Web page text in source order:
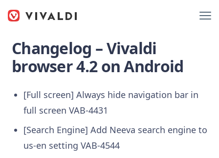
Changelog – Vivaldi
browser 4.2 on Android
[Full screen] Always hide navigation bar in
full screen VAB-4431
[Search Engine] Add Neeva search engine to
us-en setting VAB-4544